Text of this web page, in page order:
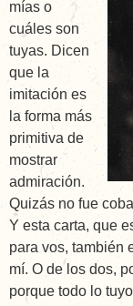
mías o
cuáles son
tuyas. Dicen
que la
imitación es
la forma más
primitiva de
mostrar
admiración.
Quizás no fue
Y esta carta, que
para vos, también
mí. O de los dos,
porque todo lo